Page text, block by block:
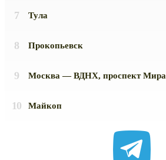
Тула
Прокопьевск
Москва — ВДНХ, проспект Мира
Майкоп